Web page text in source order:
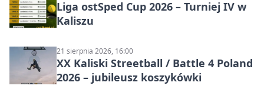
Liga ostSped Cup 2026 – Turniej IV w
Kaliszu
21 sierpnia 2026, 16:00
XX Kaliski Streetball / Battle 4 Poland
2026 – jubileusz koszykówki